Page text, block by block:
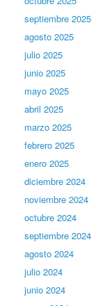
septiembre 2025
agosto 2025
julio 2025
junio 2025
mayo 2025
abril 2025
marzo 2025
febrero 2025
enero 2025
diciembre 2024
noviembre 2024
octubre 2024
septiembre 2024
agosto 2024
julio 2024
junio 2024